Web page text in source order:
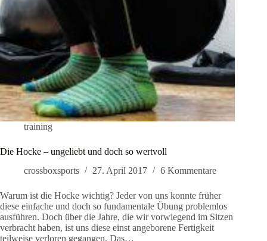
training
Die Hocke – ungeliebt und doch so wertvoll
crossboxsports
27. April 2017 6 Kommentare
Warum ist die Hocke wichtig? Jeder von uns konnte früher
diese einfache und doch so fundamentale Übung problemlos
ausführen. Doch über die Jahre, die wir vorwiegend im Sitzen
verbracht haben, ist uns diese einst angeborene Fertigkeit
teilweise verloren gegangen. Das…